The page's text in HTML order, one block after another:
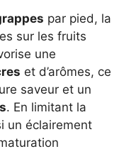
par pied, la
sur les fruits
une
et d’arômes, ce
saveur et un
. En limitant la
un éclairement